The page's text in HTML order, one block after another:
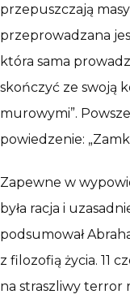
przepuszczają
przeprowadzana
która sama
skończyć ze swoją
murowymi”.
powiedzenie:
Zapewne w
była racja i
podsumował
z filozofią życia. 11
na straszliwy